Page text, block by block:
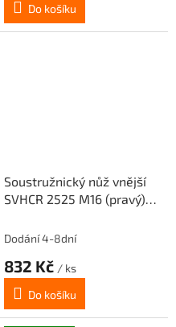
Do košíku
Soustružnický nůž vnější
SVHCR 2525 M16 (pravý)
(TC068)
Dodání 4-8dní
832 Kč / ks
Do košíku